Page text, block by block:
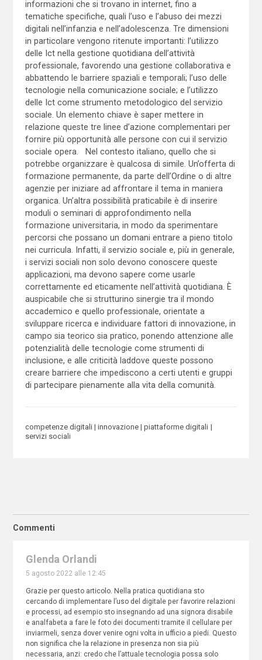
informazioni che si trovano in internet, fino a
tematiche specifiche, quali l’uso e l’abuso dei mezzi
digitali nell’infanzia e nell’adolescenza. Tre dimensioni
in particolare vengono ritenute importanti: l’utilizzo
delle Ict nella gestione quotidiana dell’attività
professionale, favorendo una gestione collaborativa e
abbattendo le barriere spaziali e temporali; l’uso delle
tecnologie nella comunicazione sociale; e l’utilizzo
delle Ict come strumento metodologico del servizio
sociale. Un elemento chiave è saper mettere in
relazione queste tre linee d’azione complementari per
fornire più opportunità alle persone con cui il servizio
sociale opera. Nel contesto italiano, quello che si
potrebbe organizzare è qualcosa di simile. Un’offerta di
formazione permanente, da parte dell’Ordine o di altre
agenzie per iniziare ad affrontare il tema in maniera
organica. Un’altra possibilità praticabile è di inserire
moduli o seminari di approfondimento nella
formazione universitaria, in modo da sperimentare
percorsi che possano un domani entrare a pieno titolo
nei curricula. Infatti, il servizio sociale e, più in generale,
i servizi sociali non solo devono conoscere queste
applicazioni, ma devono sapere come usarle
correttamente ed eticamente nell’attività quotidiana. È
auspicabile che si strutturino sinergie tra il mondo
accademico e quello professionale, orientate a
sviluppare ricerca e individuare fattori di innovazione, in
campo sia teorico sia pratico, ponendo attenzione alle
potenzialità delle tecnologie come strumenti di
inclusione, e alle criticità laddove queste possono
creare barriere che impediscono a certi utenti e gruppi
di partecipare pienamente alla vita della comunità.
competenze digitali innovazione
piattaforme digitali
servizi sociali
Commenti
Glenda Orlandi
5 agosto 2022 alle 12:45
Grazie per questo articolo. Nella pratica quotidiana sto
cercando di implementare l’uso del digitale per favorire relazioni
e processi, ad esempio sto insegnando ad una signora disabile
e analfabeta a fare le foto dei documenti tramite il cellulare per
inviarmeli, senza dover venire ogni volta in ufficio a piedi. Questo
non significa che la relazione in presenza non sia più
necessaria, anzi: credo che l’attuale tecnologia possa solo